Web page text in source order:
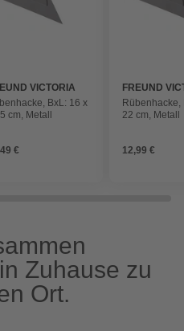
VICTORIA
BxL: 16 x
cm, Metall
€
FREUND
Rübenhacke,
22 cm, Metall
12,99 €
Zuhause zu
Ort.